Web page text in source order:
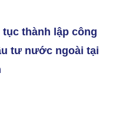
thành lập công
tư nước ngoài tại